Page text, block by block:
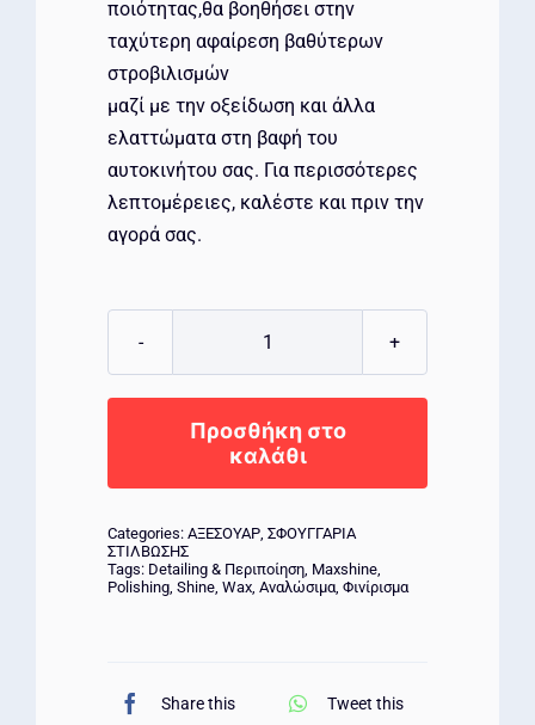
ποιότητας,θα βοηθήσει στην
ταχύτερη αφαίρεση βαθύτερων
στροβιλισμών
μαζί με την οξείδωση και άλλα
ελαττώματα στη βαφή του
αυτοκινήτου σας. Για περισσότερες
λεπτομέρειες, καλέστε και πριν την
αγορά σας.
κοπτική
150mm
ποσότητα
Προσθήκη στο
καλάθι
Categories: ΑΞΕΣΟΥΑΡ, ΣΦΟΥΓΓΑΡΙΑ
ΣΤΙΛΒΩΣΗΣ
Tags: Detailing & Περιποίηση, Maxshine,
Polishing, Shine, Wax, Αναλώσιμα, Φινίρισμα
Share this
Tweet this